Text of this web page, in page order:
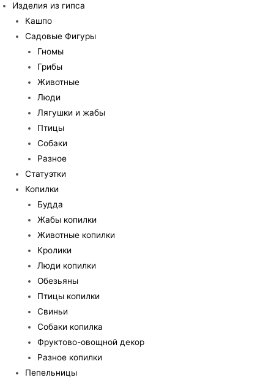
Изделия из гипса
Кашпо
Садовые Фигуры
Гномы
Грибы
Животные
Люди
Лягушки и жабы
Птицы
Собаки
Разное
Статуэтки
Копилки
Будда
Жабы копилки
Животные копилки
Кролики
Люди копилки
Обезьяны
Птицы копилки
Свиньи
Собаки копилка
Фруктово-овощной декор
Разное копилки
Пепельницы